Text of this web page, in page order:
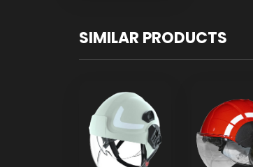
SIMILAR PRODUCTS